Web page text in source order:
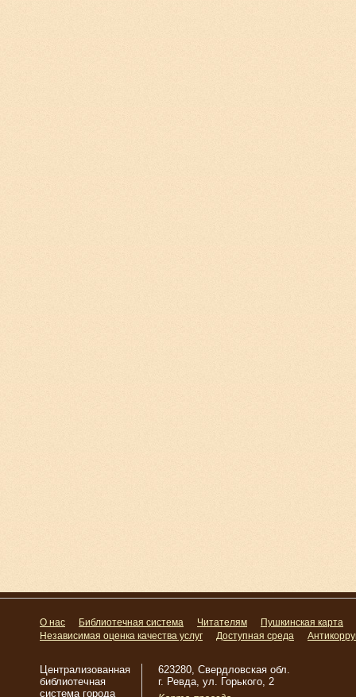
О нас Библиотечная система Читателям
Пушкинская карта
Независимая оценка качества услуг
Доступная среда
Централизованная
библиотечная
система города
623280, Свердловская обл.
г. Ревда, ул. Горького, 2